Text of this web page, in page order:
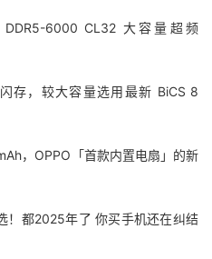
6000 CL32 大容量超频
，较大容量选用最新 BiCS 8
，OPPO「首款内置电扇」的新
都2025年了 你买手机还在纠结